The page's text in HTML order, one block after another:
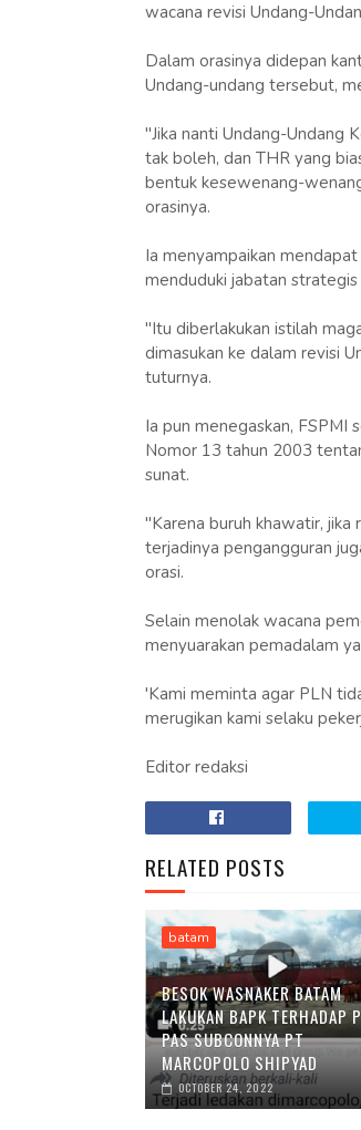
wacana revisi Undang-
Dalam orasinya didepan
Undang-undang tersebut,
"Jika nanti Undang-Undang
tak boleh, dan THR yang
bentuk kesewenang-
orasinya.
Ia menyampaikan
menduduki jabatan
"Itu diberlakukan istilah
dimasukan ke dalam revisi
tuturnya.
Ia pun menegaskan, FSPMI
Nomor 13 tahun 2003
sunat.
"Karena buruh khawatir, jika
terjadinya pengangguran
orasi.
Selain menolak wacana
menyuarakan pemadalam
'Kami meminta agar PLN
merugikan kami selaku
Editor redaksi
RELATED POSTS
batam
BESOK WASNAKER BATAM
LAKUKAN BAPK TERHADAP
PAS SUBCONNYA PT
MARCOPOLO SHIPYAD
OCTOBER 24, 2022